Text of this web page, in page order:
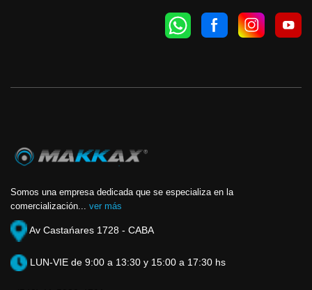
Somos una empresa dedicada que se especializa en la
comercialización... ver más
Av Castańares 1728 - CABA
LUN-VIE de 9:00 a 13:30 y 15:00 a 17:30 hs